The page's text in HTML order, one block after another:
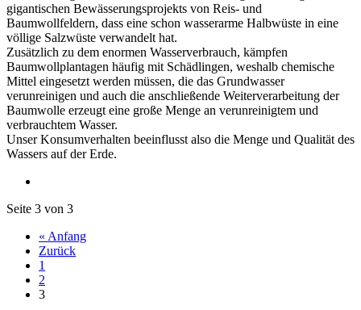
gigantischen Bewässerungsprojekts von Reis- und
Baumwollfeldern, dass eine schon wasserarme Halbwüste in eine
völlige Salzwüste verwandelt hat.
Zusätzlich zu dem enormen Wasserverbrauch, kämpfen
Baumwollplantagen häufig mit Schädlingen, weshalb chemische
Mittel eingesetzt werden müssen, die das Grundwasser
verunreinigen und auch die anschließende Weiterverarbeitung der
Baumwolle erzeugt eine große Menge an verunreinigtem und
verbrauchtem Wasser.
Unser Konsumverhalten beeinflusst also die Menge und Qualität des
Wassers auf der Erde.
Seite 3 von 3
« Anfang
Zurück
1
2
3